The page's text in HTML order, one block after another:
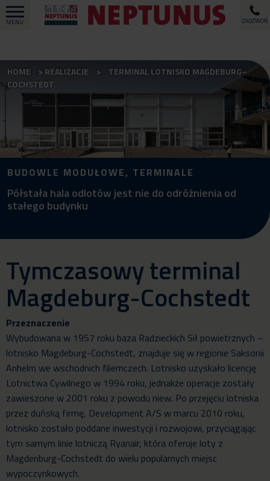
MENU ZADZWOŃ
HOME REALIZACJE
TERMINAL LOTNISKO MAGDEBURG–
COCHSTEDT
BUDOWLE MODUŁOWE, TERMINALE
Półstała hala odlotów jest nie do odróżnienia od
stałego budynku
Tymczasowy terminal
Magdeburg-Cochstedt
Przeznaczenie
Wybudowana w 1957 roku baza Radzieckich Sił powietrznych –
lotnisko Magdeburg-Cochstedt, znajduje się w regionie Saksonii
Anhelm we wschodnich Niemczech. Lotnisko uzyskało licencję
Lotnictwa Cywilnego w 1994 roku, jednakże operacje zostały
zawieszone w 2001 roku z powodu niew. Po przejęciu lotniska
przez duńską firmę, Development A/S w marcu 2010 roku,
lotnisko zostało poddane inwestycji i rozwojowi, przyciągając
tym samym linie lotniczą Ryanair, która oferuje loty z
Magdenburg-Cochstedt do wielu popularnych miejsc
wypoczynkowych.